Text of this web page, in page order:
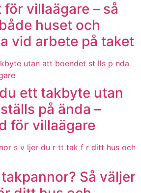
villaägare – så
huset och
vid arbete på taket
ett takbyte utan
på ända –
för villaägare
Så väljer